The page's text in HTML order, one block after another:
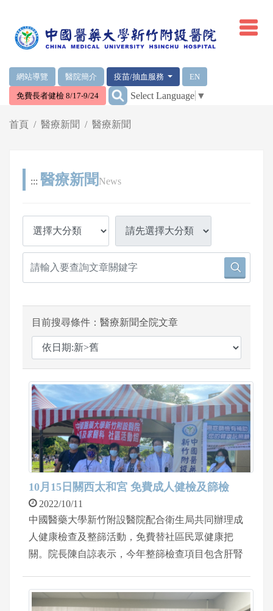
網站導覽 醫院簡介 疫苗/抽血服務 EN
免費長者健檢 8/17-9/24 ::: Select Language ▼
首頁 醫療新聞 醫療新聞
::: 醫療新聞 News
目前搜尋條件：醫療新聞全院文章
10月15日關西太和宮 免費成人健檢及篩檢
2022/10/11
中國醫藥大學新竹附設醫院配合衛生局共同辦理成
人健康檢查及整篩活動，免費替社區民眾健康把
關。院長陳自諒表示，今年整篩檢查項目包含肝腎
和大腸癌篩檢，並將健康生活知識傳遞達到早期預
防目的。提醒符合資格篩檢的民眾，前一天晚上12